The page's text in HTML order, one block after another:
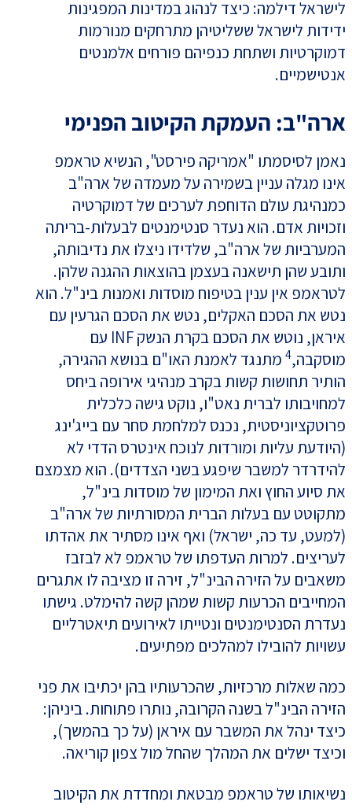
לישראל דילמה: כיצד לנהוג במדינות המפגינות
ידידות לישראל ששליטיהן מתרחקים מנורמות
דמוקרטיות ושתחת כנפיהם פורחים אלמנטים
אנטישמיים.
ארה"ב: העמקת הקיטוב הפנימי
נאמן לסיסמתו "אמריקה פירסט", הנשיא טראמפ
אינו מגלה עניין בשמירה על מעמדה של ארה"ב
כמנהיגת עולם הדוחפת לערכים של דמוקרטיה
וזכויות אדם. הוא נעדר סנטימנטים לבעלות-בריתה
המערביות של ארה"ב, שלדידו ניצלו את נדיבותה,
ותובע שהן תישאנה בעצמן בהוצאות ההגנה שלהן.
לטראמפ אין ענין בטיפוח מוסדות ואמנות בינ"ל. הוא
נטש את הסכם האקלים, נטש את הסכם הגרעין עם
איראן, נוטש את הסכם בקרת הנשק INF עם
מוסקבה,4 מתנגד לאמנת האו"ם בנושא ההגירה,
הותיר תחושות קשות בקרב מנהיגי אירופה ביחס
למחויבותו לברית נאט"ו, נוקט גישה כלכלית
פרוטקציוניסטית, נכנס למלחמת סחר עם בייג'ינג
(היודעת עליות ומורדות לנוכח אינטרס הדדי לא
להידרדר למשבר שיפגע בשני הצדדים). הוא מצמצם
את סיוע החוץ ואת המימון של מוסדות בינ"ל,
מתקוטט עם בעלות הברית המסורתיות של ארה"ב
(למעט, עד כה, ישראל) ואף אינו מסתיר את אהדתו
לעריצים. למרות העדפתו של טראמפ לא לבזבז
משאבים על הזירה הבינ"ל, זירה זו מציבה לו אתגרים
המחייבים הכרעות קשות שמהן קשה להימלט. גישתו
נעדרת הסנטימנטים ונטייתו לאירועים תיאטרליים
עשויות להובילו למהלכים מפתיעים.
כמה שאלות מרכזיות, שהכרעותיו בהן יכתיבו את פני
הזירה הבינ"ל בשנה הקרובה, נותרו פתוחות. ביניהן:
כיצד ינהל את המשבר עם איראן (על כך בהמשך),
וכיצד ישלים את המהלך שהחל מול צפון קוריאה.
נשיאותו של טראמפ מבטאת ומחדדת את הקיטוב